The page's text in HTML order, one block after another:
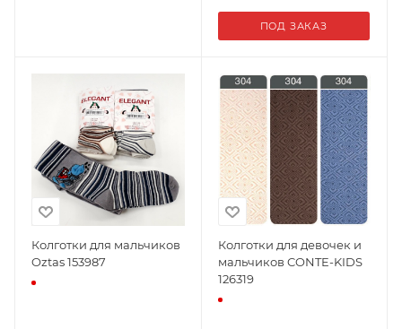
ПОД ЗАКАЗ
Колготки для мальчиков
Oztas 153987
Колготки для девочек и
мальчиков CONTE-KIDS
126319